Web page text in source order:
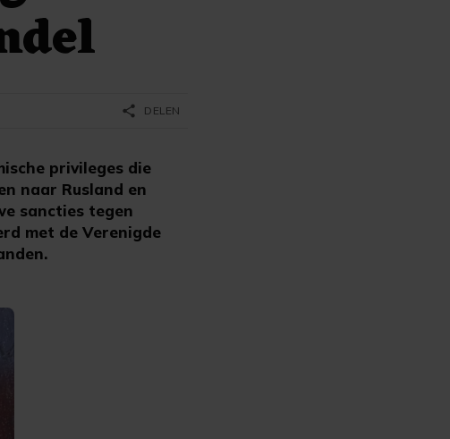
privileges die
naar Rusland en
sancties tegen
met de Verenigde
share DELEN